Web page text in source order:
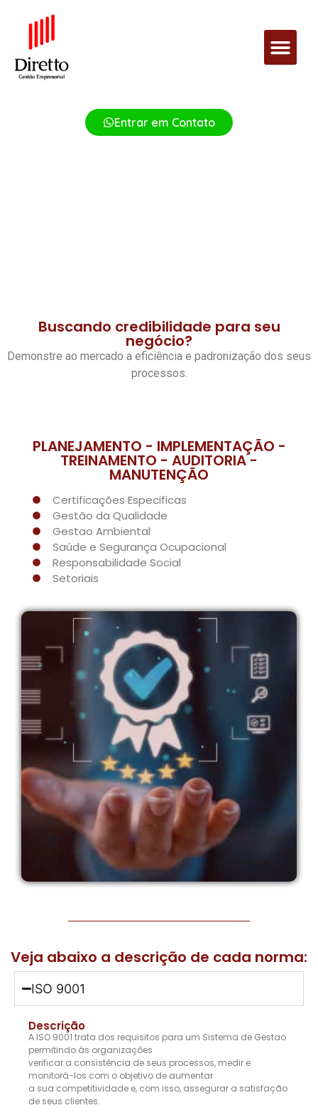
Entrar em Contato
Buscando credibilidade para seu
negócio?
Demonstre ao mercado a eficiência e padronização dos seus
processos.
PLANEJAMENTO - IMPLEMENTAÇÃO -
TREINAMENTO - AUDITORIA -
MANUTENÇÃO
Certificações Especificas
Gestão da Qualidade
Gestao Ambiental
Saúde e Segurança Ocupacional
Responsabilidade Social
Setoriais
Veja abaixo a descrição de cada norma:
ISO 9001
Descrição
A ISO 9001 trata dos requisitos para um Sistema de Gestao
permitindo às organizações
verificar a consistência de seus processos, medir e
monitorá-los com o objetivo de aumentar
a sua competitividade e, com isso, assegurar a satisfação
de seus clientes.